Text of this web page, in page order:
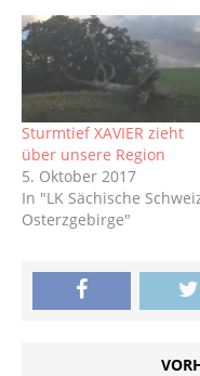
Sturmtief XAVIER zieht
über unsere Region
5. Oktober 2017
In "LK Sächische
Osterzgebirge"